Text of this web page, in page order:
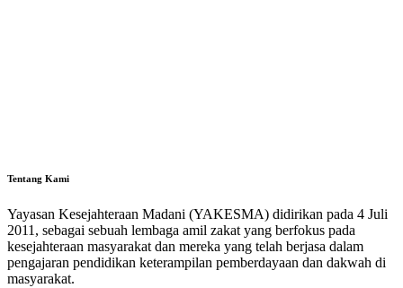
Tentang Kami
Yayasan Kesejahteraan Madani (YAKESMA) didirikan pada 4 Juli
2011, sebagai sebuah lembaga amil zakat yang berfokus pada
kesejahteraan masyarakat dan mereka yang telah berjasa dalam
pengajaran pendidikan keterampilan pemberdayaan dan dakwah di
masyarakat.